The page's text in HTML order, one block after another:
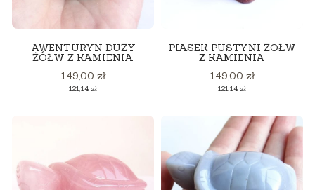
AWENTURYN DUŻY
ŻÓŁW Z KAMIENIA
Cena
149,00 zł
Cena
121,14 zł
PIASEK PUSTYNI ŻÓŁW
Z KAMIENIA
Cena
149,00 zł
Cena
121,14 zł